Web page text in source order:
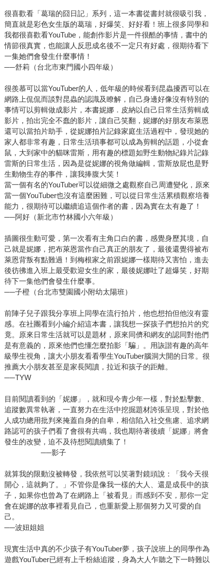
很喜歡看「葛瑞的囧日記」系列，這一本書從書封就很吸引我，
簡直就是彩色女生版的葛瑞，好爆笑、好好看！班上很多同學和
我都很喜歡看YouTube，能創作影片是一件很酷的事情，書中的
情節很真實，也能讓人反思成名後不一定只有好處，很期待看下
一集她們會發生什麼事情！
──舒莉（台北市東門國小四年級）
很羨慕可以當YouTuber的人，低年級的時候看到昆蟲擾西可以在
網路上侃侃而談對昆蟲的認識及瞭解，自己身邊好像沒有特別的
事情可以剪輯做成影片，本書妮娜．皮納以自己日常生活剪輯成
影片，拍出完全不蠢的影片，讓自己笑翻，妮娜的好朋友布萊恩
還可以當拍片助手，從妮娜拍片記錄家庭生活過程中，發現她的
家人都非常有趣，日常生活瑣事都可以成為剪輯的話題，小從倉
鼠，大到家中的貓咪雷斯，用有趣的標題如野生動物紀錄片記錄
雷斯的日常生活，因為是從妮娜的視角做編輯，雷斯放屁也是野
生動物生存的事件，讓我捧腹大笑！
當一個有名的YouTuber可以從細微之處觀察自己周遭變化，原來
當一個YouTuber也沒有這麼困難，可以從日常生活累積觀察培養
能力，很期待可以繼續追這個作者的書，因為實在太有趣了！
──阿好（新北市竹林國小六年級）
插圖很生動可愛，第一次看有主角口白的書，感覺身歷其境，自
己就是妮娜，把布萊恩當作自己真正的朋友了，最後還覺得被布
萊恩背叛有點難過！到梅根家之前跟妮娜一樣期待又害怕，進去
後彷彿進入班上最受歡迎女生的家，最後妮娜吐了超爆笑，好期
待下一集他們會發生什麼事。
──子橙（台北市雙園國小附幼太陽班）
前陣子兒子跟我分享班上同學在流行拍片，他也想拍但他沒有靈
感。在社團看到小編介紹這本書，讓我想一探孩子們想拍片的究
竟。原來日常生活就可以是題材，原來同儕和網友的認同對他們
是有意義的，原來他們也懂怎麼拍影「騙」。用詼諧有趣的高年
級學生視角，讓大小朋友看看學生YouTuber腦洞大開的日常。很
推薦大小朋友甚至是家長閱讀，拉近和孩子的距離。
──TYW
目前閱讀看到的「妮娜」，就和現今青少年一樣，對於點擊數、
追蹤數異常執著，一直努力在生活中挖掘題材誇張呈現，對於他
人成功總用批判來掩蓋自身的自卑，相信陷入社交焦慮、追求網
路認可的孩子們看了會很有共鳴，我也期待著後續「妮娜」將會
發生的改變，迫不及待想閱讀續集了！
──影子
就算我的限動沒被轉發，我依然可以笑著對鏡頭說：「我今天很
開心，這就夠了。」不管你是像我一樣的大人、還是成長中的孩
子，如果你也曾為了在網路上「被看見」而感到不安，那你一定
會在妮娜的故事裡看見自己，也重新愛上那個努力又可愛的自
己。
──波妞姐姐
現實生活中真的不少孩子有YouTuber夢，孩子說班上的同學作為
遊戲YouTuber已經有上千粉絲追蹤，身為大人乍聽之下一時難以